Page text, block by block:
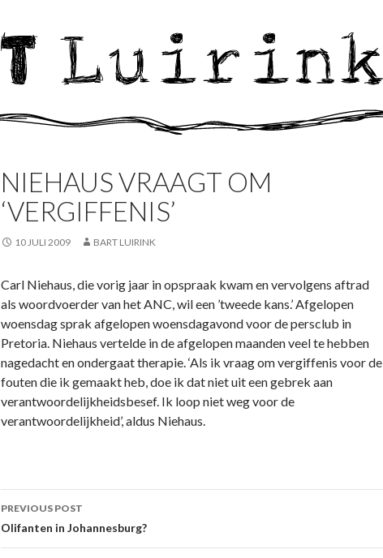
NIEHAUS VRAAGT OM
‘VERGIFFENIS’
10 JULI 2009 BART LUIRINK
Carl Niehaus, die vorig jaar in opspraak kwam en vervolgens aftrad
als woordvoerder van het ANC, wil een ’tweede kans.’ Afgelopen
woensdag sprak afgelopen woensdagavond voor de persclub in
Pretoria. Niehaus vertelde in de afgelopen maanden veel te hebben
nagedacht en ondergaat therapie. ‘Als ik vraag om vergiffenis voor de
fouten die ik gemaakt heb, doe ik dat niet uit een gebrek aan
verantwoordelijkheidsbesef. Ik loop niet weg voor de
verantwoordelijkheid’, aldus Niehaus.
Post
navigation
PREVIOUS POST
Olifanten in Johannesburg?